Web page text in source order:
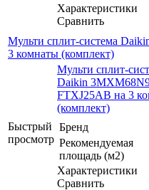
Характеристики
Сравнить
Мульти сплит-система
3 комнаты (комплект)
Быстрый
просмотр
Мульти сплит-
Daikin
FTXJ25AB на 3
(комплект)
Бренд
Рекомендуемая
площадь (м2)
Характеристики
Сравнить